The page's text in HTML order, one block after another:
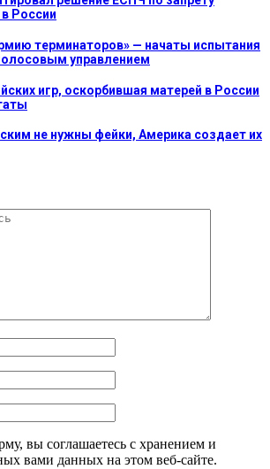
России
терминаторов» — начаты испытания
управлением
игр, оскорбившая матерей в России
не нужны фейки, Америка создает их
вы соглашаетесь с хранением и
вами данных на этом веб-сайте.